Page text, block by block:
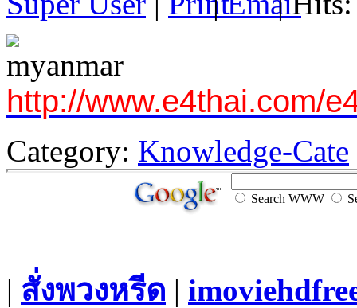
http://www.e4thai.com/
Category: Knowledge-Cate
Search WWW
| สั่งพวงหรีด |